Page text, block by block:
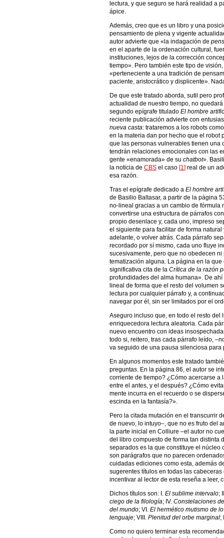
lectura, y que seguro se hará realidad a
ápice.
Además, creo que es un libro y una
pensamiento de plena y vigente
autor advierte que «la indagación de
en el aparte de la ordenación cultural,
instituciones, lejos de la corrección
tiempo». Pero también este tipo de
«perteneciente a una tradición de
paciente, aristocrático y displicente».
De que este tratado aborda, sutil pero
actualidad de nuestro tiempo, no
segundo epígrafe titulado El hombre
reciente publicación advierte con
nueva casta: trataremos a los robots
en la materia dan por hecho que el robot
que las personas vulnerables tienen una
tendrán relaciones emocionales con las
gente «enamorada» de su chatbot».
la noticia de CBS el caso [1] real de un
esa razón.
Tras el epígrafe dedicado a El hombre
de Basilio Baltasar, a partir de la página
no-lineal gracias a un cambio de fórmula
convertirse una estructura de párrafos
propio desenlace y, cada uno, impreso
el siguiente para facilitar de forma
adelante, o volver atrás. Cada párrafo
recordado por sí mismo, cada uno fluye
sucesivamente, pero que no obedecen
tematización alguna. La página en la
significativa cita de la Crítica de la razón
profundidades del alma humana». De
lineal de forma que el resto del volumen
lectura por cualquier párrafo y, a
navegar por él, sin ser limitados por el
Aseguro incluso que, en todo el resto
enriquecedora lectura aleatoria. Cada
nuevo encuentro con ideas
todo si, reitero, tras cada párrafo leído,
va seguido de una pausa silenciosa
En algunos momentos este tratado
preguntas. En la página 86, el autor se
corriente de tiempo? ¿Cómo acercarse
entre el antes, y el después? ¿Cómo
mente incurra en el recuerdo o se
escinda en la fantasía?».
Pero la citada mutación en el transcurrir
de nuevo, lo intuyo–, que no es fruto del
la parte inicial en Colliure –el autor no
del libro compuesto de forma tan distinta
separados es la que constituye el núcleo
son parágrafos que no parecen
cuidadas ediciones como esta, además
sugerentes títulos en todas las
incentivar al lector de esta reseña a leer,
Dichos títulos son: I. El sublime intervalo;
ciego de la filología; IV. Constelaciones
del mundo; VI. El hermético mutismo de
lenguaje; VIII. Plenitud del orbe marginal;
Como no quiero terminar esta